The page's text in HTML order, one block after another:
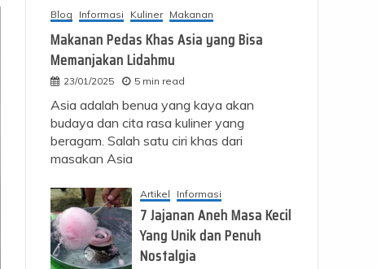
Blog Informasi Kuliner Makanan
Makanan Pedas Khas Asia yang Bisa
Memanjakan Lidahmu
23/01/2025 5 min read
Asia adalah benua yang kaya akan
budaya dan cita rasa kuliner yang
beragam. Salah satu ciri khas dari
masakan Asia
Artikel Informasi
7 Jajanan Aneh Masa Kecil
Yang Unik dan Penuh
Nostalgia